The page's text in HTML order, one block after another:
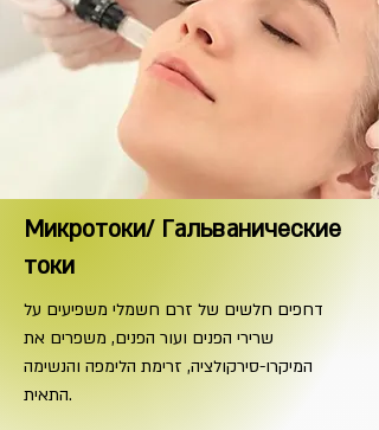
Микротоки/ Гальванические
токи
דחפים חלשים של זרם חשמלי משפיעים על
שרירי הפנים ועור הפנים, משפרים את
המיקרו-סירקולציה, זרימת הלימפה והנשימה
התאית.